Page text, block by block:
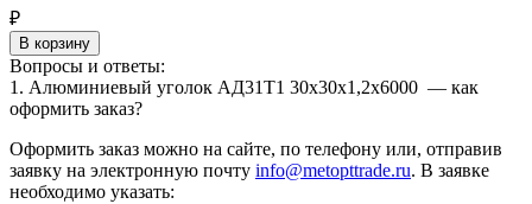
₽
В корзину
Вопросы и ответы:
1. Алюминиевый уголок АД31Т1 30х30х1,2х6000 — как
оформить заказ?
Оформить заказ можно на сайте, по телефону или, отправив
заявку на электронную почту info@metopttrade.ru. В заявке
необходимо указать: